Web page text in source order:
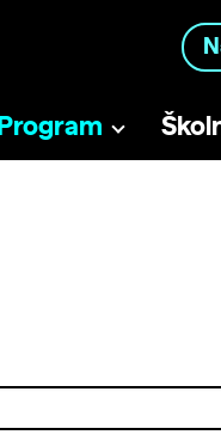
Program